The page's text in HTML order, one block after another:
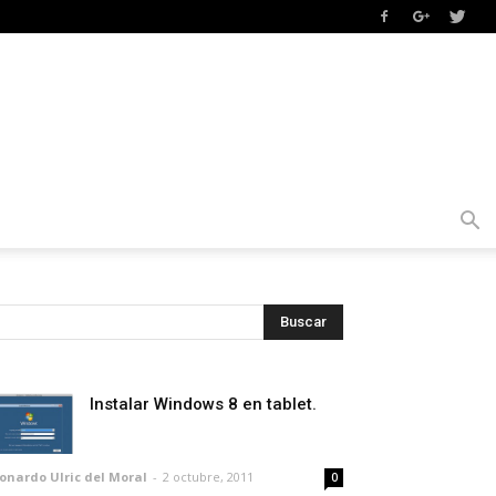
Instalar Windows 8 en tablet.
Ulric del Moral - 2 octubre, 2011 0